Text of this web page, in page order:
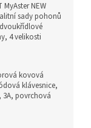
MyAster NEW
sady pohonů
4 velikosti
kovová
klávesnice,
3A, povrchová